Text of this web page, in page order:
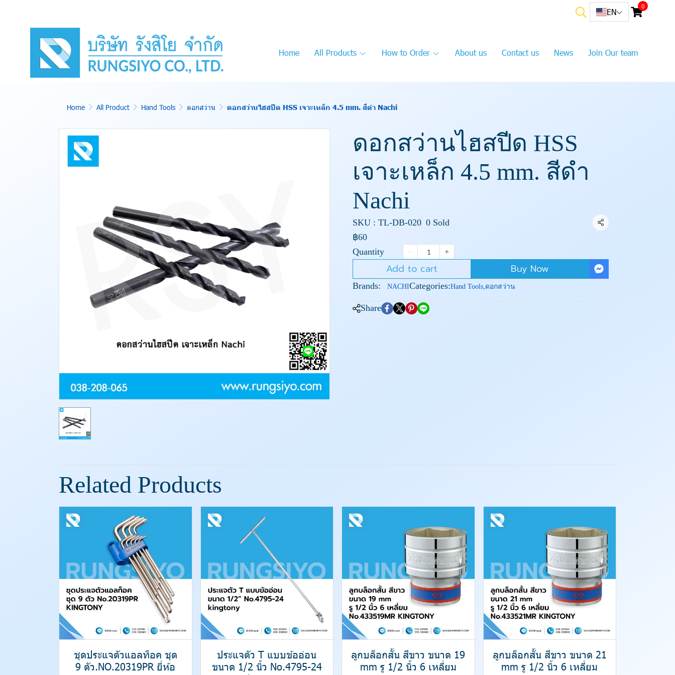
EN
0
Home All Products How to Order About us Contact us News Join Our team
Home All Product Hand Tools ดอกสว่าน ดอกสว่านไฮสปีด HSS เจาะเหล็ก 4.5 mm. สีดำ Nachi
ดอกสว่านไฮสปีด HSS
เจาะเหล็ก 4.5 mm. สีดำ
Nachi
SKU : TL-DB-020 0 Sold Share
฿60
Quantity
Add to cart Buy Now
Brands: NACHICategories:Hand Tools,ดอกสว่าน
Share
Related Products
ชุดประแจตัวแอลท็อค ชุด
9 ตัว.NO.20319PR ยี่ห้อ
ประแจตัว T แบบข้ออ่อน
ขนาด 1/2 นิ้ว No.4795-24
ลูกบล็อกสั้น สีขาว ขนาด 19
mm รู 1/2 นิ้ว 6 เหลี่ยม
ลูกบล็อกสั้น สีขาว ขนาด 21
mm รู 1/2 นิ้ว 6 เหลี่ยม